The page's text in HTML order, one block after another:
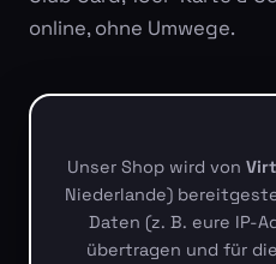
online, ohne Umwege.
Unser Shop wird von
Niederlande)
Daten (z. B. eure IP-
übertragen und für